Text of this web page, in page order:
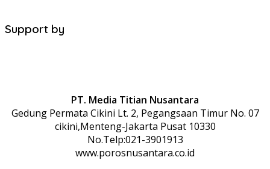
Support by
PT. Media Titian Nusantara
Gedung Permata Cikini Lt. 2, Pegangsaan Timur No. 07
cikini,Menteng-Jakarta Pusat 10330
No.Telp:021-3901913
www.porosnusantara.co.id